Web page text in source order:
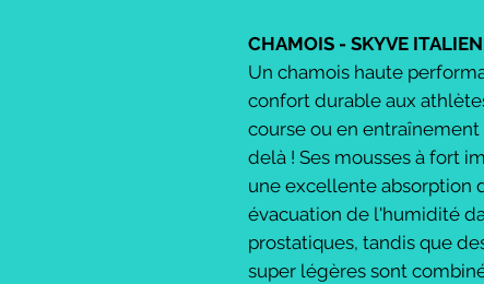
CHAMOIS - SKYVE
Un chamois haute
confort durable aux
course ou en
delà ! Ses mousses à fort
une excellente absorption
évacuation de l'humidité
prostatiques, tandis que
super légères sont